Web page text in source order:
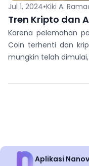
Jul 1, 2024•Kiki A.
Tren Kripto dan
Karena pelemahan
Coin terhenti dan
mungkin telah
Aplikasi